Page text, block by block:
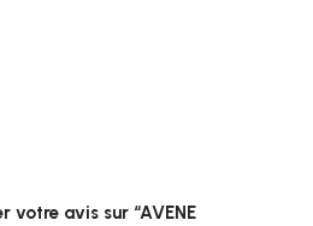
votre avis sur “AVENE